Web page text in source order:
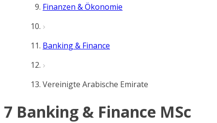
Finanzen & Ökonomie
Banking & Finance
Vereinigte Arabische Emirate
7 Banking & Finance MSc